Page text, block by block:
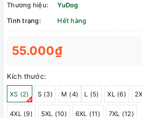
Thương hiệu:
YuDog
Tình trạng:
Hết hàng
55.000₫
Kích thước:
XS (2) S (3) M (4) L (5) XL (6)
4XL (9) 5XL (10) 6XL (11) 7XL (12)